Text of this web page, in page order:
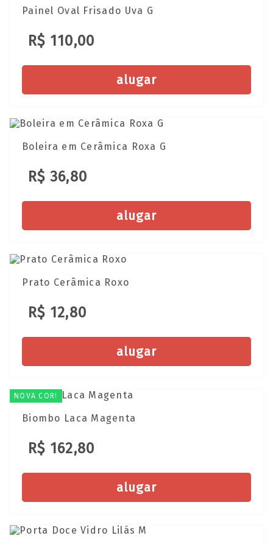
Painel Oval Frisado Uva G
R$ 110,00
alugar
Boleira em Cerâmica Roxa G
R$ 36,80
alugar
Prato Cerâmica Roxo
R$ 12,80
alugar
NOVA COR!
Biombo Laca Magenta
R$ 162,80
alugar